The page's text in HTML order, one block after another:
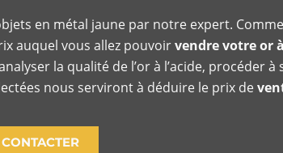
en métal jaune par notre expert.
auquel vous allez pouvoirvendre votre or
la qualité de l’or à l’acide, procéder à
nous serviront à déduire le prix de